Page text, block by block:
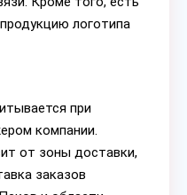
логотипа
при
компании.
от зоны доставки,
заказов